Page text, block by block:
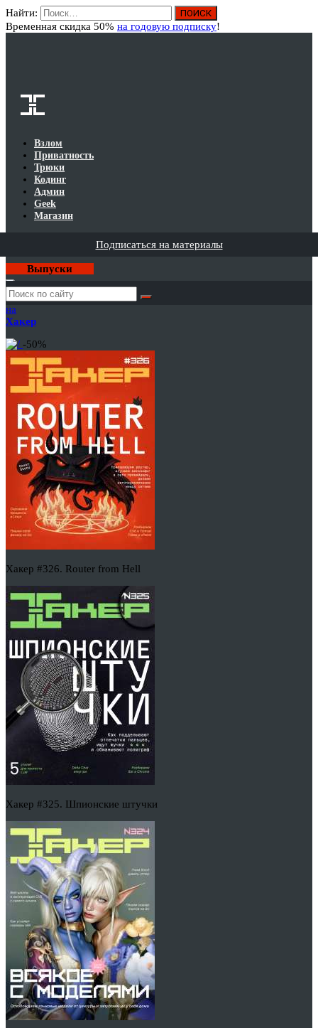
Найти:
Временная скидка 50% на годовую подписку!
Взлом
Приватность
Трюки
Кодинг
Админ
Geek
Магазин
Подписаться на материалы
Выпуски
Годовая
подписка
на
Хакер
-50%
Хакер #326. Router from Hell
Хакер #325. Шпионские штучки